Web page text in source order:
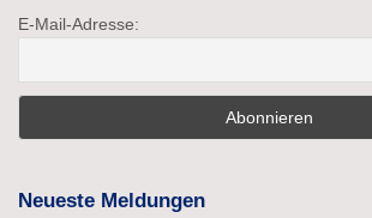
E-Mail-Adresse:
Neueste Meldungen